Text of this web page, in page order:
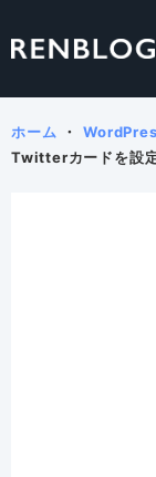
ホーム
Twitterカードを設